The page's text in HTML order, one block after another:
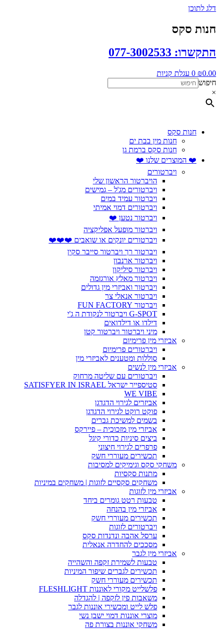
דלג לתוכן
חנות סקס
התקשרו: 077-3002533
₪0.00
0 עגלת קניות
חיפוש
×
חנות סקס
חנות מין בבת ים
חנות סקס ברמת גן
❤️ המוצרים שלנו ❤️
ויברטורים
הויברטור הראשון שלי
ויברטורים מג'ל – גמישים
ויברטור עמיד במים
ויברטורים דמוי אמיתי
ויברטור נטען ❤️
ויברטור מופעל אפליקציה
ויברטורים יונקים או שואבים ❤️❤️❤️
ויברטור רך ויברטור סייבר סקין
ויברטור ארנבון
ויברטור סיליקון
ויברטור מאלץ אורגזמה
ויברטור ואביזרי מין גדולים
ויברטור אנאלי צר
ויברטור FUN FACTORY
G-SPOT ויברטור לנקודת ה ג'י
דילדו או דילדואים
מיני ויברטור ויברטור קטן
אביזרי מין פרימיום
ויברטורים פרימיום
סוללות ומטענים לאביזרי מין
אביזרי מין לנשים
ויברטורים עם שליטה מרחוק
סטיספייר ישראל SATISFYER IN ISRAEL
WE VIBE
אביזרים לגירוי הדגדגן
פוקט רוקט לגירוי הדגדגן
בשמים למשיכת גברים
אביזרי מין מזכוכית – פיירקס
ביצים סיניות כדורי קיגל
פרפרים לגירוי חיצוני
תכשירים מעוררי חשק
משחקי סקס וגימיקים למסיבות
מתנות סקסיות
משחקים סקסיים לזוגות | משחקים במיניות
אביזרי מין לזוגות
טבעות רטט גומרים ביחד
אביזרי מין בהנחה
תכשירים מעוררי חשק
ויברטורים לזוגות
ערסל אהבה ונדנדות סקס
מסככים להחדרה אנאלית
אביזרי מין לגבר
טבעות לשמירת זקפה והשהייה
תכשירים לגברים שיפור המיניות
תכשירים מעוררי חשק
פלשלייט מקורי לאוננות FLESHLIGHT
משאבות פין לזקפה | להגדלה
פלש לייט ומכשירי אוננות לגבר
מוצרי אוננות דמוי ישבן נשי
משחקי אוננות בצורת פה